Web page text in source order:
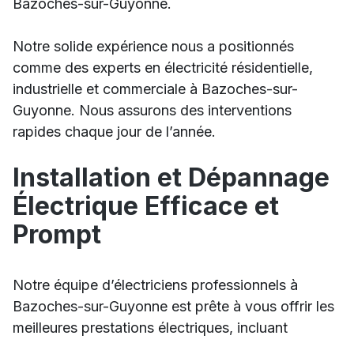
Bazoches-sur-Guyonne.
Notre solide expérience nous a positionnés
comme des experts en électricité résidentielle,
industrielle et commerciale à Bazoches-sur-
Guyonne. Nous assurons des interventions
rapides chaque jour de l’année.
Installation et Dépannage
Électrique Efficace et
Prompt
Notre équipe d’électriciens professionnels à
Bazoches-sur-Guyonne est prête à vous offrir les
meilleures prestations électriques, incluant